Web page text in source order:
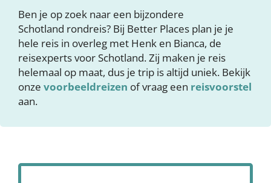
Ben je op zoek naar een bijzondere
Schotland rondreis? Bij Better Places plan je je
hele reis in overleg met Henk en Bianca, de
reisexperts voor Schotland. Zij maken je reis
helemaal op maat, dus je trip is altijd uniek. Bekijk
onze voorbeeldreizen of vraag een reisvoorstel
aan.